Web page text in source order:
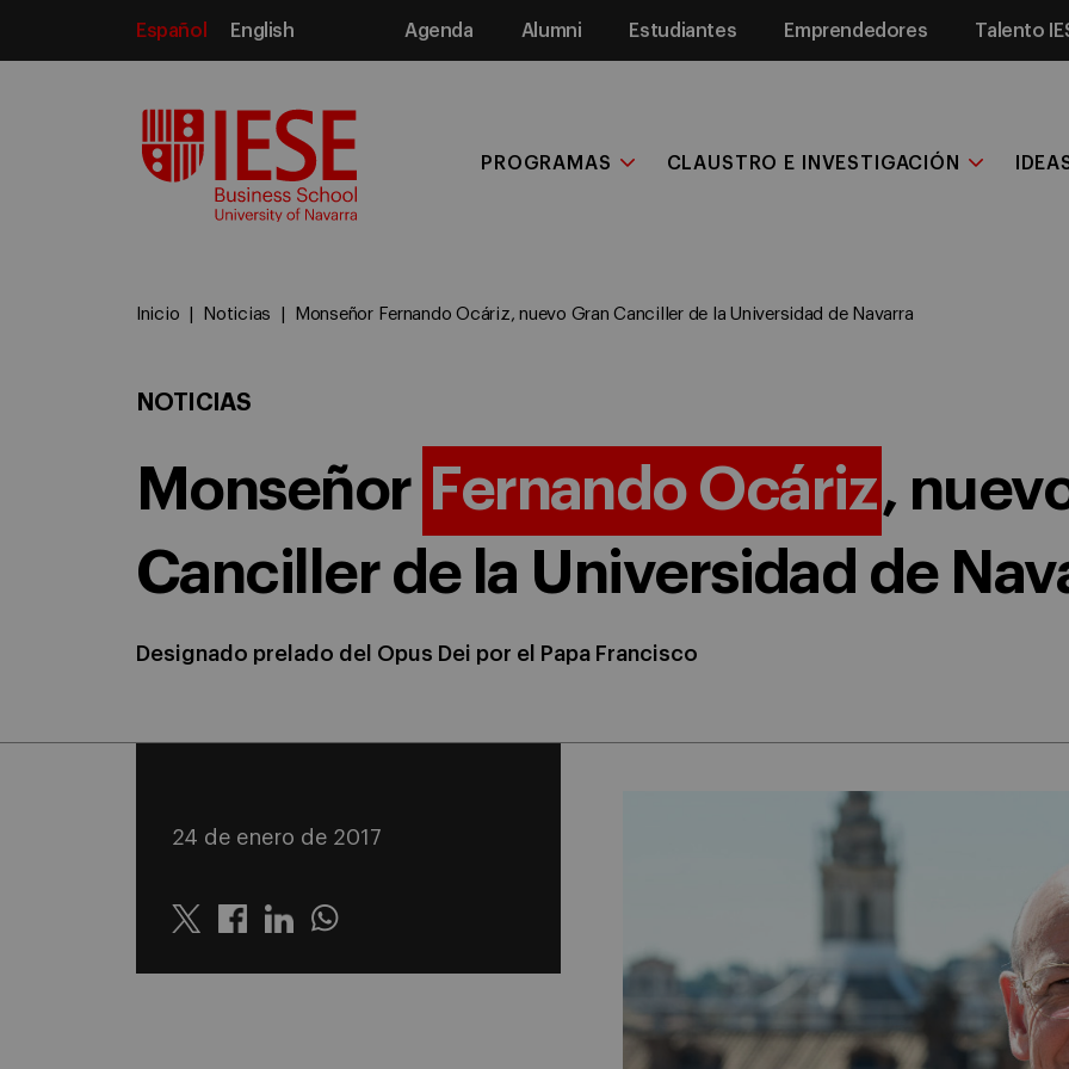
Español English Agenda Alumni Estudiantes Emprendedores Talento
PROGRAMAS CLAUSTRO E INVESTIGACIÓN
Inicio Noticias Monseñor Fernando Ocáriz, nuevo Gran Canciller de la Universidad de Navarra
NOTICIAS
Monseñor Fernando Ocáriz,
Canciller de la Universidad de
Designado prelado del Opus Dei por el Papa Francisco
24 de enero de 2017
Twitter LinkedinWhatsapp